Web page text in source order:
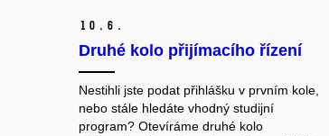
10. 6.
Druhé kolo přijímacího řízení
Nestihli jste podat přihlášku v prvním kole,
nebo stále hledáte vhodný studijní
program? Otevíráme druhé kolo